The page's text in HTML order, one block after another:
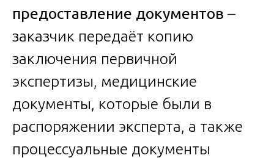
предоставление документов –
заказчик передаёт копию
заключения первичной
экспертизы, медицинские
документы, которые были в
распоряжении эксперта, а также
процессуальные документы